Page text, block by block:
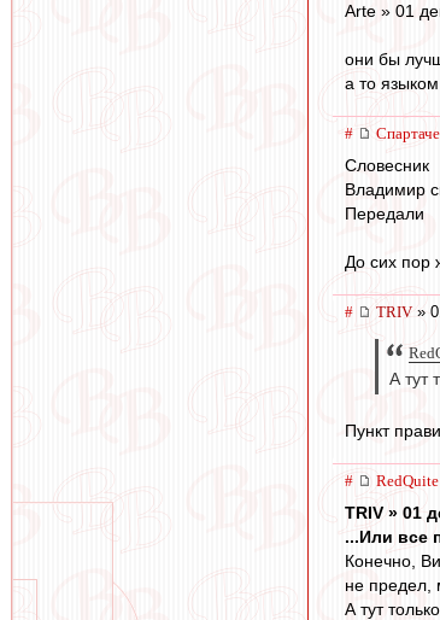
Arte » 01
они бы
а то
#
Словесник
Владимир
Передали
До сих пор
# TRIV »
А тут
Пункт
# RedQuite
TRIV » 01
...Или все
Конечно,
не предел,
А тут